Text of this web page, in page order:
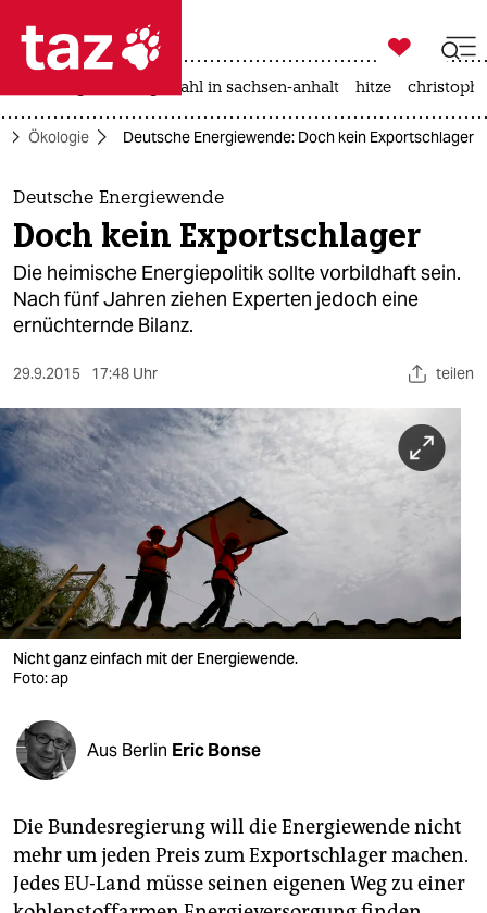
 taz zahl ich
taz zahl ich
themen
politik
öko
sport
berlin
nord
wahrheit
verlag
verlag
veranstaltungen
shop
unterstützen
abo

taz zahl ich
landtagswahl in sachsen-anhalt hitze
Ökologie Deutsche Energiewende: Doch kein Exportschlager
Deutsche Energiewende
Doch kein Exportschlager
Die heimische Energiepolitik sollte vorbildhaft sein.
Nach fünf Jahren ziehen Experten jedoch eine
ernüchternde Bilanz.
29.9.2015 17:48 Uhr teilen
Nicht ganz einfach mit der Energiewende.
Foto: ap
Aus Berlin Eric Bonse
Die Bundesregierung will die Energiewende nicht
mehr um jeden Preis zum Exportschlager machen.
Jedes EU-Land müsse seinen eigenen Weg zu einer